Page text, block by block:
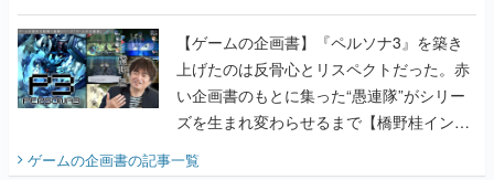
画書】
【ゲームの企画書】『ペルソナ3』を築き
上げたのは反骨心とリスペクトだった。赤
い企画書のもとに集った“愚連隊”がシリー
ズを生まれ変わらせるまで【橋野桂インタ
ゲームの企画書の記事一覧